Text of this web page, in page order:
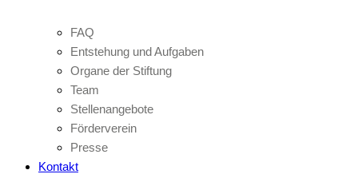
FAQ
Entstehung und Aufgaben
Organe der Stiftung
Team
Stellenangebote
Förderverein
Presse
Kontakt